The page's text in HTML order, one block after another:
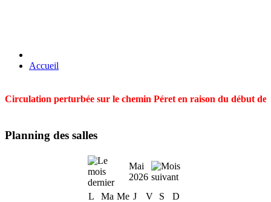
Accueil
Circulation perturbée sur le chemin Péret en raison du début
Planning des salles
Mai
2026
L
Ma Me J V S
D